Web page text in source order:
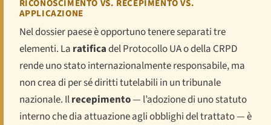
RICONOSCIMENTO VS. RECEPIMENTO VS.
APPLICAZIONE
Nel dossier paese è opportuno tenere separati tre
elementi. La ratificadel Protocollo UA o della CRPD
rende uno stato internazionalmente responsabile, ma
non crea di per sé diritti tutelabili in un tribunale
nazionale. Ilrecepimento— l’adozione di uno statuto
interno che dia attuazione agli obblighi del trattato — è